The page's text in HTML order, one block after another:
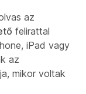
az
felirattal
iPad vagy
az
mikor voltak